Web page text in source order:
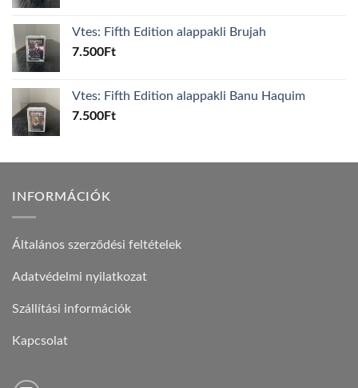
Vtes: Fifth Edition alappakli Brujah
7.500Ft
Vtes: Fifth Edition alappakli Banu Haquim
7.500Ft
INFORMÁCIÓK
Általános szerződési feltételek
Adatvédelmi nyilatkozat
Szállítási információk
Kapcsolat